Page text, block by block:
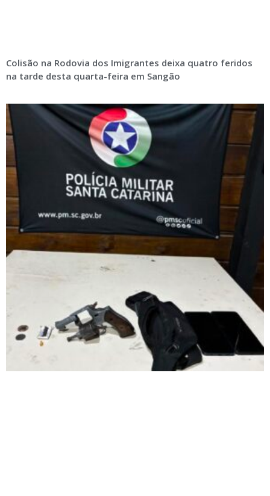
Colisão na Rodovia dos Imigrantes deixa quatro feridos
na tarde desta quarta-feira em Sangão